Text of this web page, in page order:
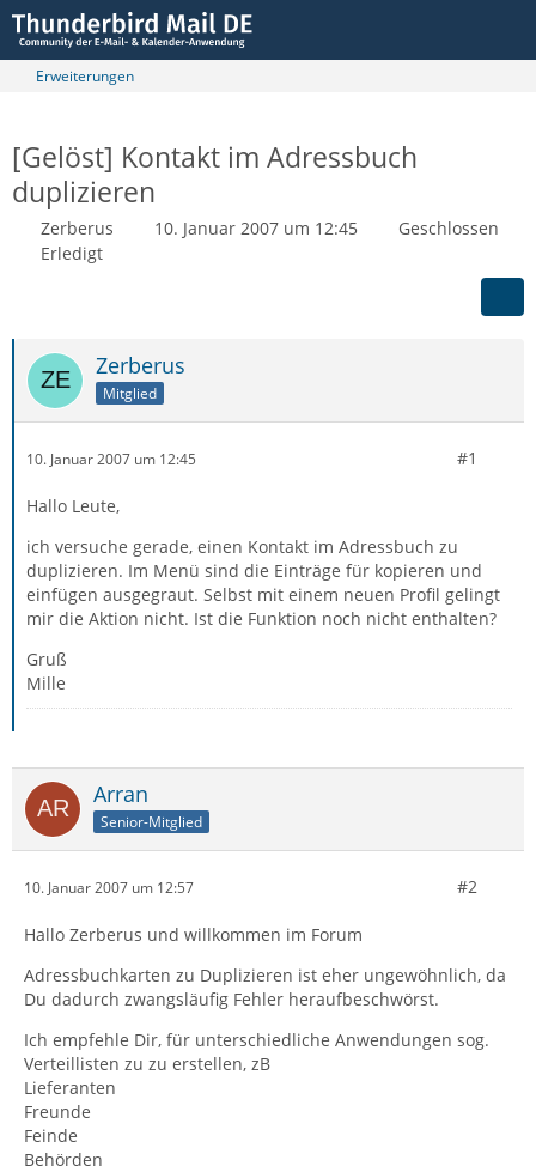
Erweiterungen
[Gelöst] Kontakt im Adressbuch
duplizieren
Zerberus 10. Januar 2007 um 12:45
Geschlossen
Erledigt
Zerberus
Mitglied
10. Januar 2007 um 12:45 #1
Hallo Leute,
ich versuche gerade, einen Kontakt im Adressbuch zu
duplizieren. Im Menü sind die Einträge für kopieren und
einfügen ausgegraut. Selbst mit einem neuen Profil gelingt
mir die Aktion nicht. Ist die Funktion noch nicht enthalten?
Gruß
Mille
Arran
Senior-Mitglied
10. Januar 2007 um 12:57 #2
Hallo Zerberus und willkommen im Forum
Adressbuchkarten zu Duplizieren ist eher ungewöhnlich, da
Du dadurch zwangsläufig Fehler heraufbeschwörst.
Ich empfehle Dir, für unterschiedliche Anwendungen sog.
Verteillisten zu zu erstellen, zB
Lieferanten
Freunde
Feinde
Behörden